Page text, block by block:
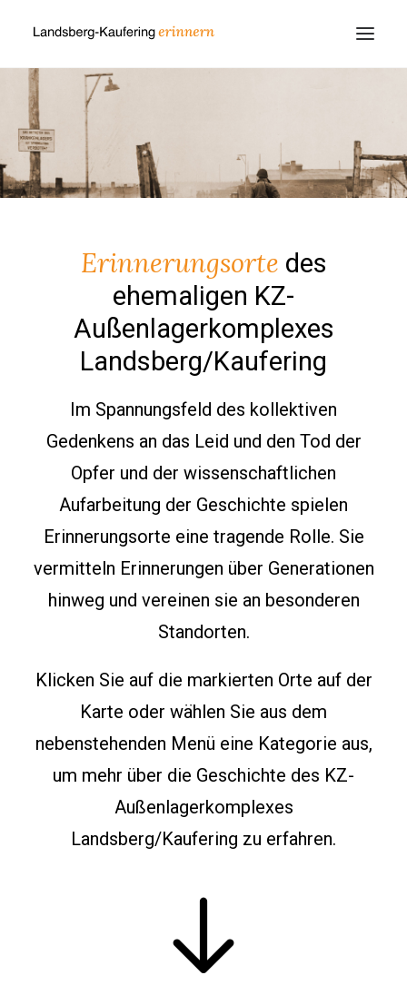
Erinnerungsorte des
ehemaligen KZ-
Außenlagerkomplexes
Landsberg/Kaufering
Im Spannungsfeld des kollektiven
Gedenkens an das Leid und den Tod der
Opfer und der wissenschaftlichen
Aufarbeitung der Geschichte spielen
Erinnerungsorte eine tragende Rolle. Sie
vermitteln Erinnerungen über Generationen
hinweg und vereinen sie an besonderen
Standorten.
Klicken Sie auf die markierten Orte auf der
Karte oder wählen Sie aus dem
nebenstehenden Menü eine Kategorie aus,
um mehr über die Geschichte des KZ-
Außenlagerkomplexes
Landsberg/Kaufering zu erfahren.